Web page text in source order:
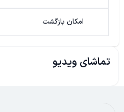
امکان بازگشت
تماشای ویدیو